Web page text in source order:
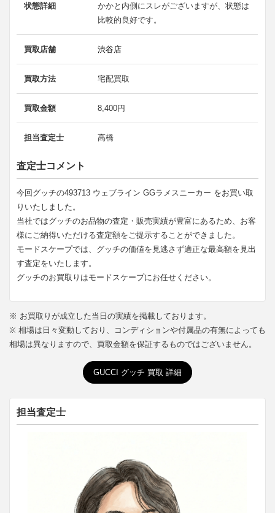
状態詳細
かかと内側にスレがございますが、状態は
比較的良好です。
買取店舗 渋谷店
買取方法 宅配買取
買取金額 8,400円
担当査定士 高橋
査定士コメント
今回グッチの493713 ウェブライン GGラメスニーカー をお買い取
りいたしました。
当社ではグッチのお品物の査定・販売実績が豊富にあるため、お客
様にご納得いただける査定額をご提示することができました。
モードスケープでは、グッチの価値を見逃さず適正な最高額を見出
す査定をいたします。
グッチのお買取りはモードスケープにお任せください。
※ お買取りが成立した当日の実績を掲載しております。
※ 相場は日々変動しており、コンディションや付属品の有無によっても
相場は異なりますので、買取金額を保証するものではございません。
GUCCI グッチ 買取 詳細
担当査定士